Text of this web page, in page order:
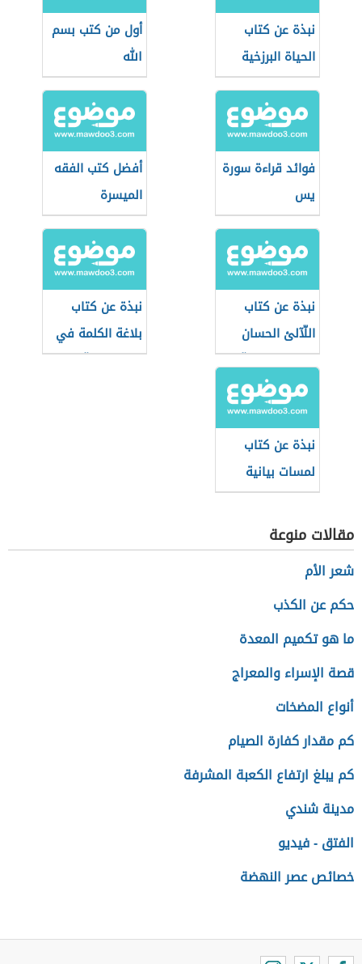
نبذة عن كتاب
الحياة البرزخية
للنساء
أول من كتب بسم
الله
فوائد قراءة سورة
يس
أفضل كتب الفقه
الميسرة
نبذة عن كتاب
اللّآلئ الحسان
في علوم القرآن
نبذة عن كتاب
بلاغة الكلمة في
التعبير القرآني
نبذة عن كتاب
لمسات بيانية
لفاضل السامرائي
مقالات منوعة
شعر الأم
حكم عن الكذب
ما هو تكميم المعدة
قصة الإسراء والمعراج
أنواع المضخات
كم مقدار كفارة الصيام
كم يبلغ ارتفاع الكعبة المشرفة
مدينة شندي
الفتق - فيديو
خصائص عصر النهضة